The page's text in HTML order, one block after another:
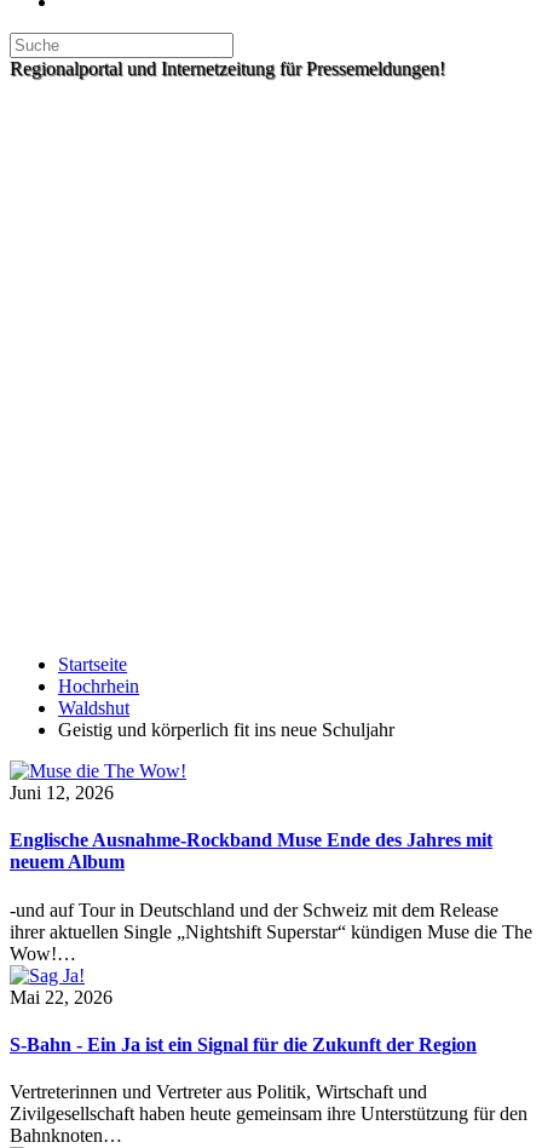
Regionalportal und Internetzeitung für Pressemeldungen!
Startseite
Hochrhein
Waldshut
Geistig und körperlich fit ins neue Schuljahr
Juni 12, 2026
Englische Ausnahme-Rockband Muse Ende des Jahres mit
neuem Album
-und auf Tour in Deutschland und der Schweiz mit dem Release
ihrer aktuellen Single „Nightshift Superstar“ kündigen Muse die The
Wow!…
Mai 22, 2026
S-Bahn - Ein Ja ist ein Signal für die Zukunft der Region
Vertreterinnen und Vertreter aus Politik, Wirtschaft und
Zivilgesellschaft haben heute gemeinsam ihre Unterstützung für den
Bahnknoten…